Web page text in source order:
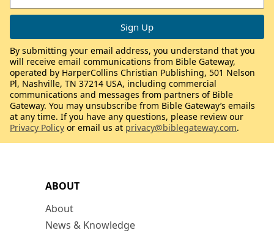
ABOUT
About
News & Knowledge
By submitting your email address, you understand that you
will receive email communications from Bible Gateway,
operated by HarperCollins Christian Publishing, 501 Nelson
Pl, Nashville, TN 37214 USA, including commercial
communications and messages from partners of Bible
Gateway. You may unsubscribe from Bible Gateway’s emails
at any time. If you have any questions, please review our
Privacy Policy or email us at privacy@biblegateway.com.